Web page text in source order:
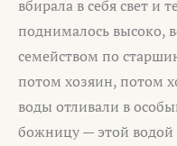
вбирала в себя свет и
поднималось высоко,
семейством по
потом хозяин, потом
воды отливали в
божницу — этой